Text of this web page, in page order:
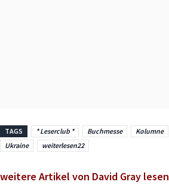
TAGS * Leserclub * Buchmesse Kolumne
Ukraine
weiterlesen22
weitere Artikel von David Gray lesen